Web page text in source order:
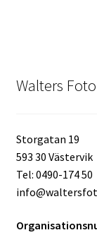
DVD/CD/Tape
Minneskort
USB-minne /
Walters Foto
Storgatan 19
593 30 Västervik
Tel: 0490-174 50